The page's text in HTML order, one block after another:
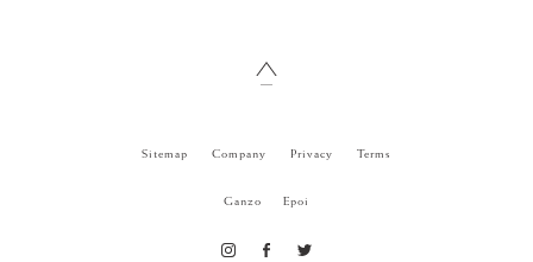
Sitemap Company Privacy Terms
Ganzo Epoi